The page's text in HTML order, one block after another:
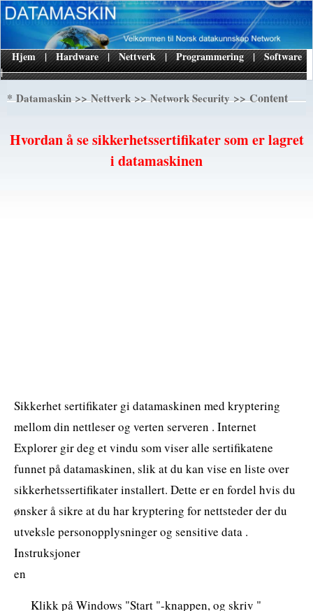
|
Hjem | Hardware | Nettverk | Programmering | Software
*Datamaskin>>Nettverk>>Network Security>> Content
Hvordan å se sikkerhetssertifikater som er lagret
i datamaskinen
Sikkerhet sertifikater gi datamaskinen med kryptering
mellom din nettleser og verten serveren . Internet
Explorer gir deg et vindu som viser alle sertifikatene
funnet på datamaskinen, slik at du kan vise en liste over
sikkerhetssertifikater installert. Dette er en fordel hvis du
ønsker å sikre at du har kryptering for nettsteder der du
utveksle personopplysninger og sensitive data .
Instruksjoner
en
Klikk på Windows "Start "-knappen, og skriv "